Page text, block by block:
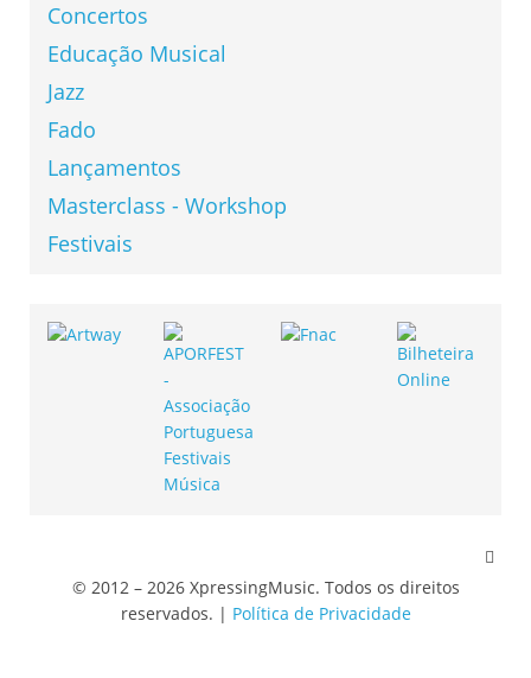
Concertos
Educação Musical
Jazz
Fado
Lançamentos
Masterclass - Workshop
Festivais
© 2012 – 2026 XpressingMusic. Todos os direitos
reservados. | Política de Privacidade